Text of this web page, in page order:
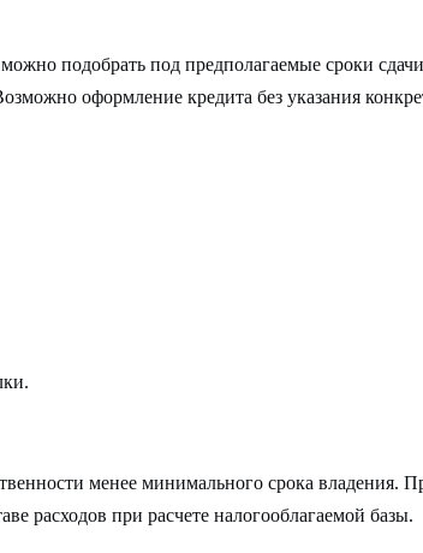
подобрать под предполагаемые сроки
оформление кредита без указания
менее минимального срока владения.
расходов при расчете налогооблагаемой базы.